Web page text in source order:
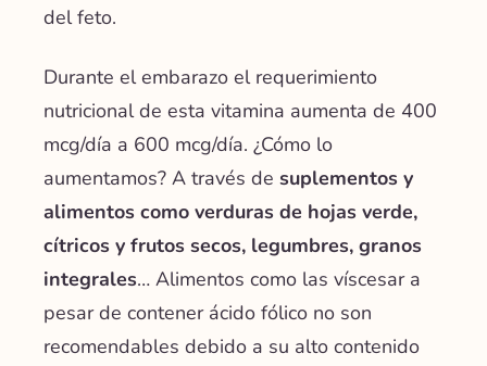
del feto.
Durante el embarazo el requerimiento
nutricional de esta vitamina aumenta de 400
mcg/día a 600 mcg/día. ¿Cómo lo
aumentamos? A través de suplementos y
alimentos como verduras de hojas verde,
cítricos y frutos secos, legumbres, granos
integrales… Alimentos como las víscesar a
pesar de contener ácido fólico no son
recomendables debido a su alto contenido